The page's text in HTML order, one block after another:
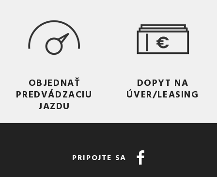
OBJEDNAŤ
PREDVÁDZACIU
JAZDU
DOPYT NA
ÚVER/LEASING
PRIPOJTE SA